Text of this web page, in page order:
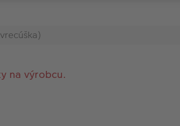
na výrobcu.